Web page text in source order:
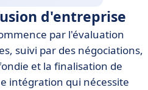
d'entreprise
par l'évaluation
suivi par des négociations,
et la finalisation de
intégration qui nécessite